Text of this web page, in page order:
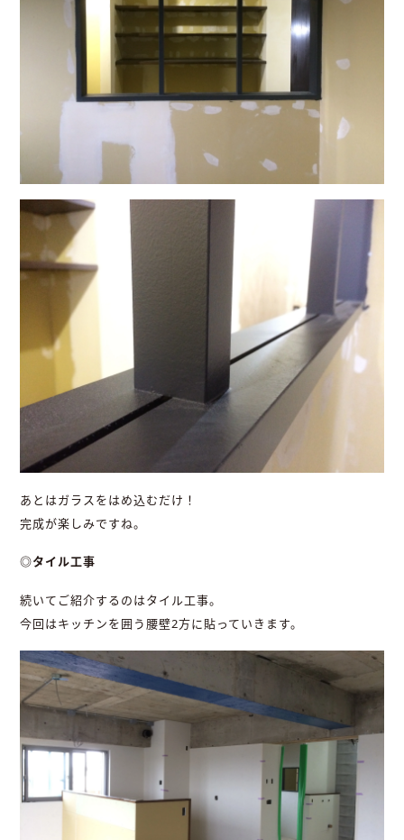
あとはガラスをはめ込むだけ！
完成が楽しみですね。
◎タイル工事
続いてご紹介するのはタイル工事。
今回はキッチンを囲う腰壁2方に貼っていきます。